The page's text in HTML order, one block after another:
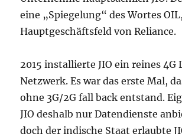
eine „Spiegelung“ des Wortes
Hauptgeschäftsfeld von Reliance.
2015 installierte JIO ein reines 4G
Netzwerk. Es war das erste Mal,
ohne 3G/2G fall back entstand.
JIO deshalb nur Datendienste
doch der indische Staat erlaubte